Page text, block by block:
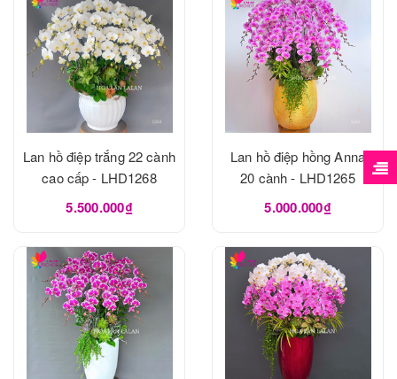
Lan hồ điệp trắng 22 cành
cao cấp - LHD1268
5.500.000₫
Lan hồ điệp hồng Anna
20 cành - LHD1265
5.000.000₫